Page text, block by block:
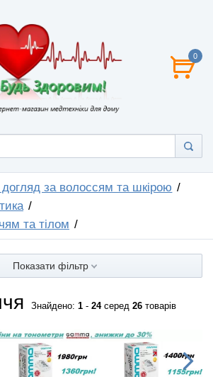
0
за волоссям та шкірою
та тілом
Показати фільтр
Знайдено: 1 - 24серед 26 товарів